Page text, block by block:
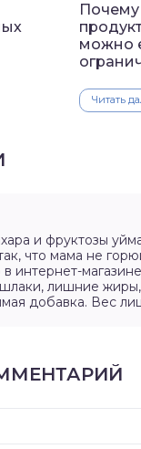
Почему
можно
Читать
и фруктозы
что мама не
в интернет-
лишние
добавка. Вес